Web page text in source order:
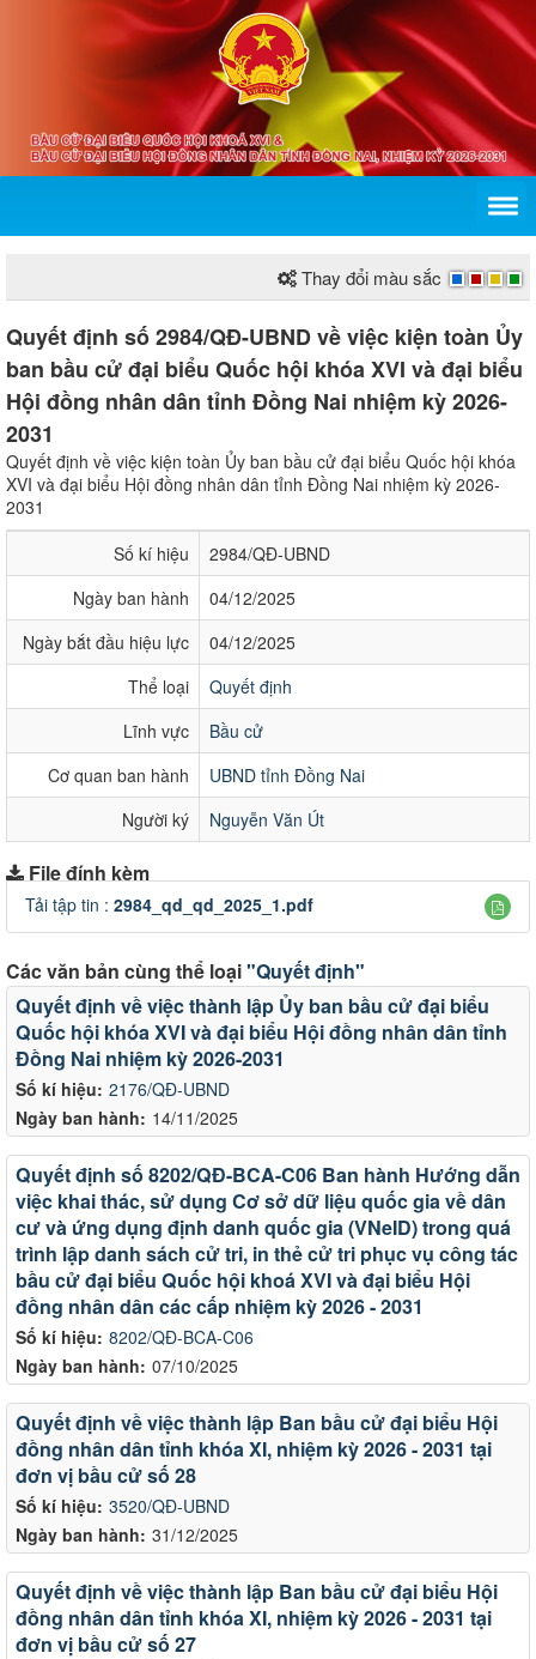
Thay đổi màu sắc
Quyết định số 2984/QĐ-UBND về việc kiện toàn Ủy
ban bầu cử đại biểu Quốc hội khóa XVI và đại biểu
Hội đồng nhân dân tỉnh Đồng Nai nhiệm kỳ 2026-
2031
Quyết định về việc kiện toàn Ủy ban bầu cử đại biểu Quốc hội khóa
XVI và đại biểu Hội đồng nhân dân tỉnh Đồng Nai nhiệm kỳ 2026-
2031
Số kí hiệu
2984/QĐ-UBND
Ngày ban hành
04/12/2025
Ngày bắt đầu hiệu lực
04/12/2025
Thể loại
Quyết định
Lĩnh vực
Bầu cử
Cơ quan ban hành
UBND tỉnh Đồng Nai
Người ký
Nguyễn Văn Út
File đính kèm
Tải tập tin : 2984_qd_qd_2025_1.pdf
Các văn bản cùng thể loại"Quyết định"
Số kí hiệu: 2176/QĐ-UBND
Ngày ban hành: 14/11/2025
Quyết định về việc thành lập Ủy ban bầu cử đại biểu
Quốc hội khóa XVI và đại biểu Hội đồng nhân dân tỉnh
Đồng Nai nhiệm kỳ 2026-2031
Số kí hiệu: 8202/QĐ-BCA-C06
Ngày ban hành: 07/10/2025
Quyết định số 8202/QĐ-BCA-C06 Ban hành Hướng dẫn
việc khai thác, sử dụng Cơ sở dữ liệu quốc gia về dân
cư và ứng dụng định danh quốc gia (VNeID) trong quá
trình lập danh sách cử tri, in thẻ cử tri phục vụ công tác
bầu cử đại biểu Quốc hội khoá XVI và đại biểu Hội
đồng nhân dân các cấp nhiệm kỳ 2026 - 2031
Số kí hiệu: 3520/QĐ-UBND
Ngày ban hành: 31/12/2025
Quyết định về việc thành lập Ban bầu cử đại biểu Hội
đồng nhân dân tỉnh khóa XI, nhiệm kỳ 2026 - 2031 tại
đơn vị bầu cử số 28
Quyết định về việc thành lập Ban bầu cử đại biểu Hội
đồng nhân dân tỉnh khóa XI, nhiệm kỳ 2026 - 2031 tại
đơn vị bầu cử số 27